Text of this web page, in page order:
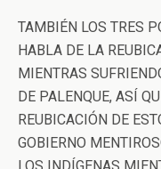
TAMBIÉN LOS TRES
HABLA DE LA
MIENTRAS
DE PALENQUE, ASÍ
REUBICACIÓN DE
GOBIERNO